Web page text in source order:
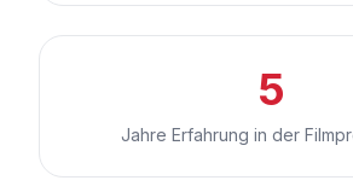
5
Jahre Erfahrung in der